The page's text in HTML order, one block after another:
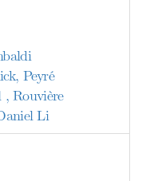
Peyré
, Rouvière
Li